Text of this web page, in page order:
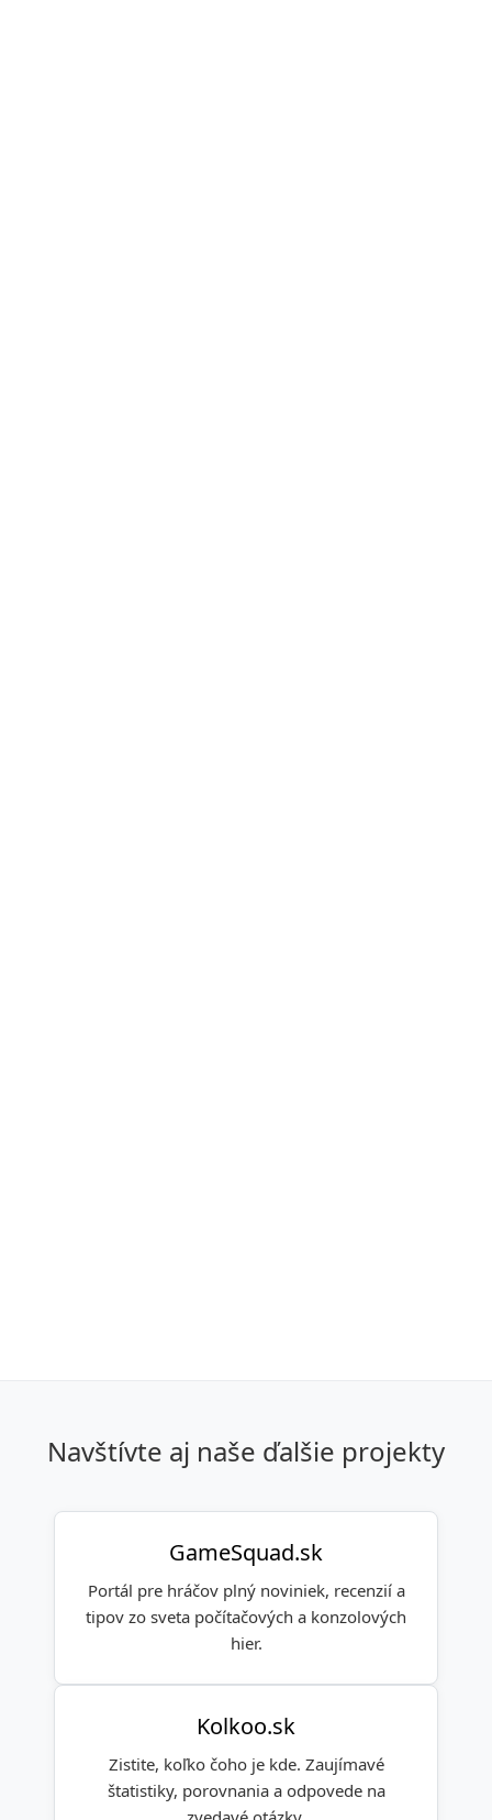
Navštívte aj naše ďalšie projekty
GameSquad.sk
Portál pre hráčov plný noviniek, recenzií a
tipov zo sveta počítačových a konzolových
hier.
Kolkoo.sk
Zistite, koľko čoho je kde. Zaujímavé
štatistiky, porovnania a odpovede na